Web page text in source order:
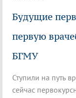
Будущие
первую
БГМУ
Ступили на путь
сейчас